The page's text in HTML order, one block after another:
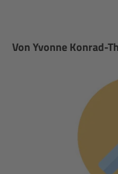
VonYvonne Konrad-